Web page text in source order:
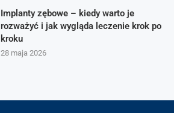
Implanty zębowe – kiedy warto je
rozważyć i jak wygląda leczenie krok po
kroku
28 maja 2026